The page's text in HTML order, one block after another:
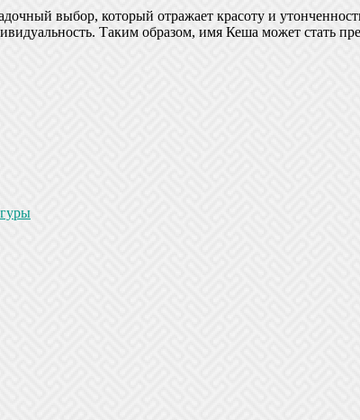
выбор, который отражает красоту и
Таким образом, имя Кеша может стать